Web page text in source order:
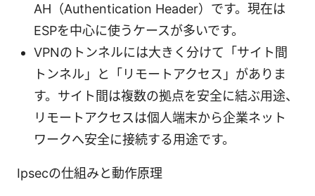
AH（Authentication Header）です。現在は
ESPを中心に使うケースが多いです。
VPNのトンネルには大きく分けて「サイト間
トンネル」と「リモートアクセス」がありま
す。サイト間は複数の拠点を安全に結ぶ用途、
リモートアクセスは個人端末から企業ネット
ワークへ安全に接続する用途です。
Ipsecの仕組みと動作原理